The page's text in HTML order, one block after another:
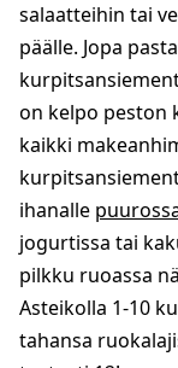
salaatteihin tai
päälle. Jopa
on kelpo peston
kaikki
ihanalle
jogurtissa tai
pilkku ruoassa
Asteikolla 1-10
tahansa